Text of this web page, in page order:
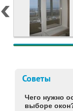
Советы
Чего нужно
выборе